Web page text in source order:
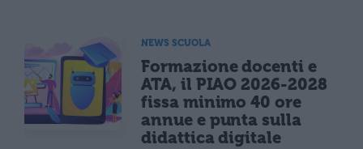
NEWS SCUOLA
Formazione docenti e
ATA, il PIAO 2026-2028
fissa minimo 40 ore
annue e punta sulla
didattica digitale